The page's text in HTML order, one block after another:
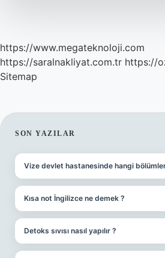
https://www.megateknoloji.com
https://saralnakliyat.com.tr https://
Sitemap
SIDEBAR
SON YAZILAR
Vize devlet hastanesinde hangi
Kısa not İngilizce ne demek ?
Detoks sıvısı nasıl yapılır ?